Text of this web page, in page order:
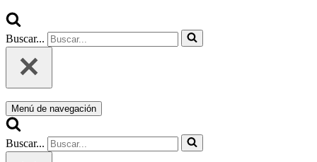
Buscar...
Menú de navegación
Buscar...